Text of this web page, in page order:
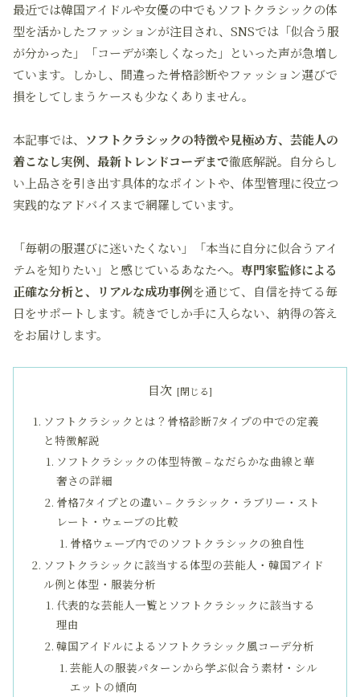
最近では韓国アイドルや女優の中でもソフトクラシックの体
型を活かしたファッションが注目され、SNSでは「似合う服
が分かった」「コーデが楽しくなった」といった声が急増し
ています。しかし、間違った骨格診断やファッション選びで
損をしてしまうケースも少なくありません。
本記事では、 ソフトクラシックの特徴や見極め方、芸能人の
着こなし実例、最新トレンドコーデまで徹底解説。自分らし
い上品さを引き出す具体的なポイントや、体型管理に役立つ
実践的なアドバイスまで網羅しています。
「毎朝の服選びに迷いたくない」「本当に自分に似合うアイ
テムを知りたい」と感じているあなたへ。 専門家監修による
正確な分析と、リアルな成功事例を通じて、自信を持てる毎
日をサポートします。続きでしか手に入らない、納得の答え
をお届けします。
目次
ソフトクラシックとは？骨格診断7タイプの中での定義
と特徴解説
ソフトクラシックの体型特徴 – なだらかな曲線と華
奢さの詳細
骨格7タイプとの違い – クラシック・ラブリー・スト
レート・ウェーブの比較
骨格ウェーブ内でのソフトクラシックの独自性
ソフトクラシックに該当する体型の芸能人・韓国アイド
ル例と体型・服装分析
代表的な芸能人一覧とソフトクラシックに該当する
理由
韓国アイドルによるソフトクラシック風コーデ分析
芸能人の服装パターンから学ぶ似合う素材・シル
エットの傾向